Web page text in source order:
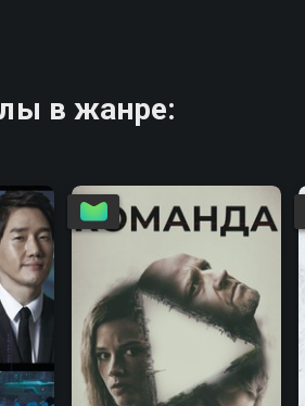
в жанре: